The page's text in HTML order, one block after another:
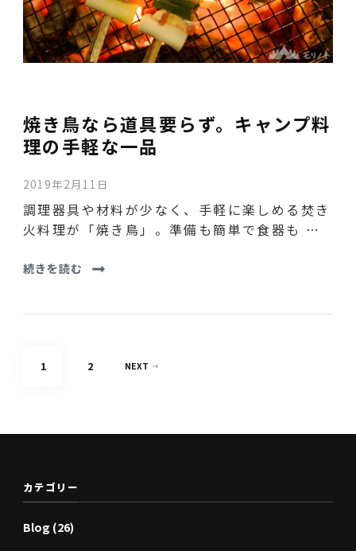
焼き鳥なら道具要らず。キャンプ料
理の手軽な一品
2019年2月11日
調理器具や材料が少なく、手軽に楽しめる焚き
火料理が「焼き鳥」。準備も簡単で食器も …
続きを読む
投
ペ
ジ
送
り
PAGE
1 PAGE
2 NEXT
カテゴリー
Blog (26)